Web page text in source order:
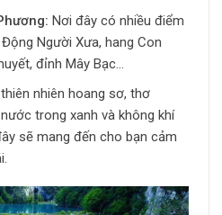
Nơi đây có nhiều điểm
Người Xưa, hang Con
đỉnh Mây Bạc…
nhiên hoang sơ, thơ
trong xanh và không khí
sẽ mang đến cho bạn cảm